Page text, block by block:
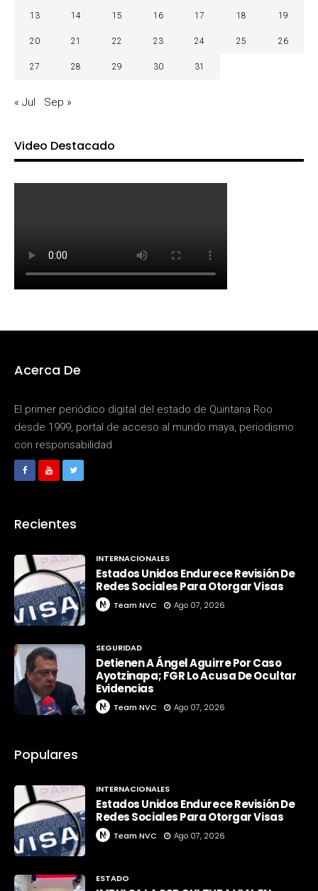
13 14 15 16 17 18 19
20 21 22 23 24 25 26
27 28 29 30 31
« Jul Sep »
Video Destacado
Acerca De
El primer periódico digital del estado de Quintana Roo
desde 1999, portal de acceso al mundo maya, periodismo
con responsabilidad.
Recientes
INTERNACIONALES
Estados Unidos Endurece Revisión De
Redes Sociales Para Otorgar Visas
Team NVC Ago 07, 2026
SEGURIDAD
Detienen A Ángel Aguirre Por Caso
Ayotzinapa; FGR Lo Acusa De Ocultar
Evidencias
Team NVC Ago 07, 2026
Populares
INTERNACIONALES
Estados Unidos Endurece Revisión De
Redes Sociales Para Otorgar Visas
Team NVC Ago 07, 2026
ESTADO